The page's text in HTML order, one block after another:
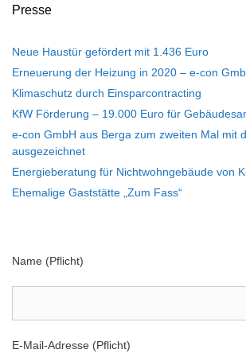
Presse
Neue Haustür gefördert mit 1.436 Euro
Erneuerung der Heizung in 2020 – e-con
Klimaschutz durch Einsparcontracting
KfW Förderung – 19.000 Euro für
e-con GmbH aus Berga zum zweiten Mal mit
ausgezeichnet
Energieberatung für Nichtwohngebäude von
Ehemalige Gaststätte „Zum Fass“
Name (Pflicht)
E-Mail-Adresse (Pflicht)